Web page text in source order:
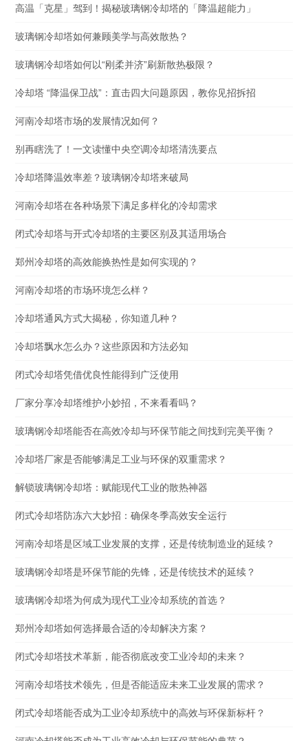
高温「克星」驾到！揭秘玻璃钢冷却塔的「降温超能力」
玻璃钢冷却塔如何兼顾美学与高效散热？
玻璃钢冷却塔如何以“刚柔并济”刷新散热极限？
冷却塔 “降温保卫战”：直击四大问题原因，教你见招拆招
河南冷却塔市场的发展情况如何？
别再瞎洗了！一文读懂中央空调冷却塔清洗要点
冷却塔降温效率差？玻璃钢冷却塔来破局
河南冷却塔在各种场景下满足多样化的冷却需求
闭式冷却塔与开式冷却塔的主要区别及其适用场合
郑州冷却塔的高效能换热性是如何实现的？
河南冷却塔的市场环境怎么样？
冷却塔通风方式大揭秘，你知道几种？
冷却塔飘水怎么办？这些原因和方法必知
闭式冷却塔凭借优良性能得到广泛使用
厂家分享冷却塔维护小妙招，不来看看吗？
玻璃钢冷却塔能否在高效冷却与环保节能之间找到完美平衡？
冷却塔厂家是否能够满足工业与环保的双重需求？
解锁玻璃钢冷却塔：赋能现代工业的散热神器
闭式冷却塔防冻六大妙招：确保冬季高效安全运行
河南冷却塔是区域工业发展的支撑，还是传统制造业的延续？
玻璃钢冷却塔是环保节能的先锋，还是传统技术的延续？
玻璃钢冷却塔为何成为现代工业冷却系统的首选？
郑州冷却塔如何选择最合适的冷却解决方案？
闭式冷却塔技术革新，能否彻底改变工业冷却的未来？
河南冷却塔技术领先，但是否能适应未来工业发展的需求？
闭式冷却塔能否成为工业冷却系统中的高效与环保新标杆？